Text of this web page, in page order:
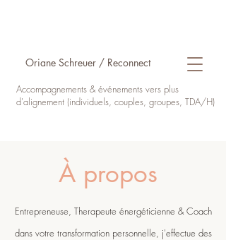
Oriane Schreuer / Reconnect
Accompagnements & événements vers plus
d'alignement (individuels, couples, groupes, TDA/H)
À propos
Entrepreneuse, Therapeute énergéticienne & Coach
dans votre transformation personnelle, j'effectue des